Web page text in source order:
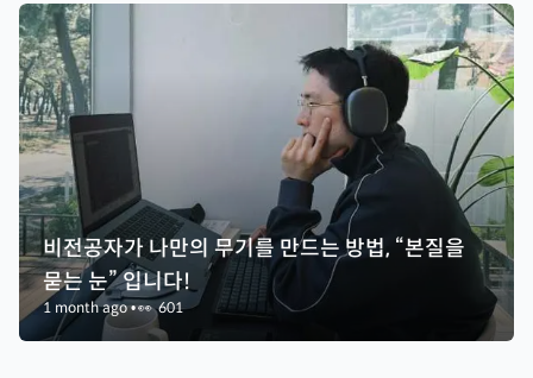
비전공자가 나만의 무기를 만드는 방법, “본질을
묻는 눈” 입니다!
1 month ago•👀601